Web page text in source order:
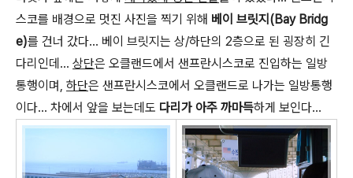
스코를 배경으로 멋진 사진을 찍기 위해 베이 브릿지(Bay Bridg
e)를 건너 갔다... 베이 브릿지는 상/하단의 2층으로 된 굉장히 긴
다리인데... 상단은 오클랜드에서 샌프란시스코로 진입하는 일방
통행이며, 하단은 샌프란시스코에서 오클랜드로 나가는 일방통행
이다... 차에서 앞을 보는데도 다리가 아주 까마득하게 보인다...